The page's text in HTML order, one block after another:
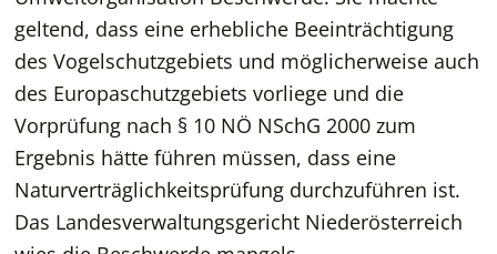
geltend, dass eine erhebliche Beeinträchtigung
des Vogelschutzgebiets und möglicherweise auch
des Europaschutzgebiets vorliege und die
Vorprüfung nach § 10 NÖ NSchG 2000 zum
Ergebnis hätte führen müssen, dass eine
Naturverträglichkeitsprüfung durchzuführen ist.
Das Landesverwaltungsgericht Niederösterreich